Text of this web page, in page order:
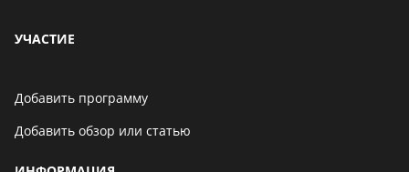
УЧАСТИЕ
Добавить программу
Добавить обзор или статью